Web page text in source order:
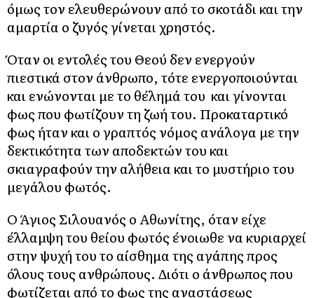
όμως τον ελευθερώνουν από το σκοτάδι και την
αμαρτία ο ζυγός γίνεται χρηστός.
Όταν οι εντολές του Θεού δεν ενεργούν
πιεστικά στον άνθρωπο, τότε ενεργοποιούνται
και ενώνονται με το θέλημά του και γίνονται
φως που φωτίζουν τη ζωή του. Προκαταρτικό
φως ήταν και ο γραπτός νόμος ανάλογα με την
δεκτικότητα των αποδεκτών του και
σκιαγραφούν την αλήθεια και το μυστήριο του
μεγάλου φωτός.
Ο Άγιος Σιλουανός ο Αθωνίτης, όταν είχε
έλλαμψη του θείου φωτός ένοιωθε να κυριαρχεί
στην ψυχή του το αίσθημα της αγάπης προς
όλους τους ανθρώπους. Διότι ο άνθρωπος που
φωτίζεται από το φως της αναστάσεως